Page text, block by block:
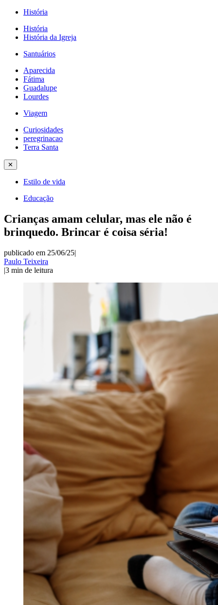
História
História
História da Igreja
Santuários
Aparecida
Fátima
Guadalupe
Lourdes
Viagem
Curiosidades
peregrinacao
Terra Santa
✕
Estilo de vida
Educação
Crianças amam celular, mas ele não é
brinquedo. Brincar é coisa séria!
publicado em 25/06/25|
Paulo Teixeira
|3 min de leitura